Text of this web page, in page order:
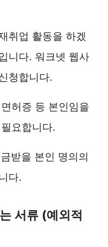
취업 활동을 하겠
니다. 워크넷 웹사
청합니다.
허증 등 본인임을
요합니다.
받을 본인 명의의
다.
서류 (예외적